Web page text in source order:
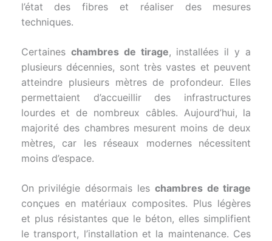
l’état des fibres et réaliser des mesures
techniques.
Certaines chambres de tirage, installées il y a
plusieurs décennies, sont très vastes et peuvent
atteindre plusieurs mètres de profondeur. Elles
permettaient d’accueillir des infrastructures
lourdes et de nombreux câbles. Aujourd’hui, la
majorité des chambres mesurent moins de deux
mètres, car les réseaux modernes nécessitent
moins d’espace.
On privilégie désormais les chambres de tirage
conçues en matériaux composites. Plus légères
et plus résistantes que le béton, elles simplifient
le transport, l’installation et la maintenance. Ces